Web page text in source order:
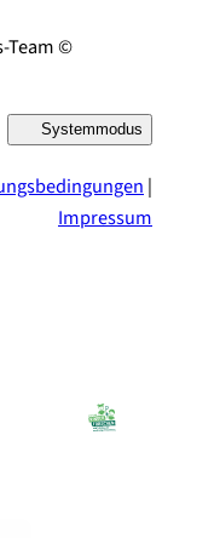
Team ©
Systemmodus
D
s
e
|
Impressum